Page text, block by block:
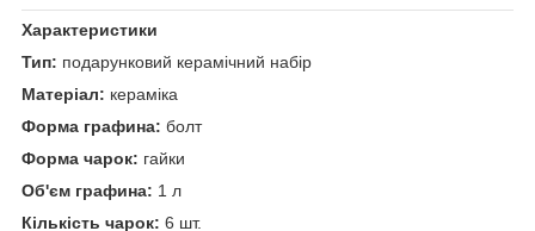
Характеристики
Тип: подарунковий керамічний набір
Матеріал: кераміка
Форма графина: болт
Форма чарок: гайки
Об'єм графина: 1 л
Кількість чарок: 6 шт.